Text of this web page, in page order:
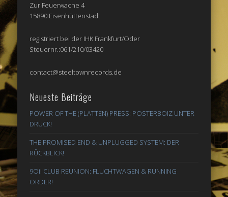
Zur Feuerwache 4
15890 Eisenhüttenstadt
registriert bei der IHK Frankfurt/Oder
Steuernr.:061/210/03420
contact@steeltownrecords.de
Neueste Beiträge
POWER OF THE (PLATTEN) PRESS: POSTERBOIZ UNTER
DRUCK!
THE PROMISED END & UNPLUGGED SYSTEM: DER
RÜCKBLICK!
9Oi! CLUB REUNION: FLUCHTWAGEN & RUNNING
ORDER!